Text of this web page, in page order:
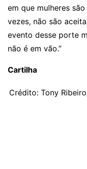
em que mulheres
vezes, não são
evento desse porte
não é em vão.”
Cartilha
Crédito: Tony